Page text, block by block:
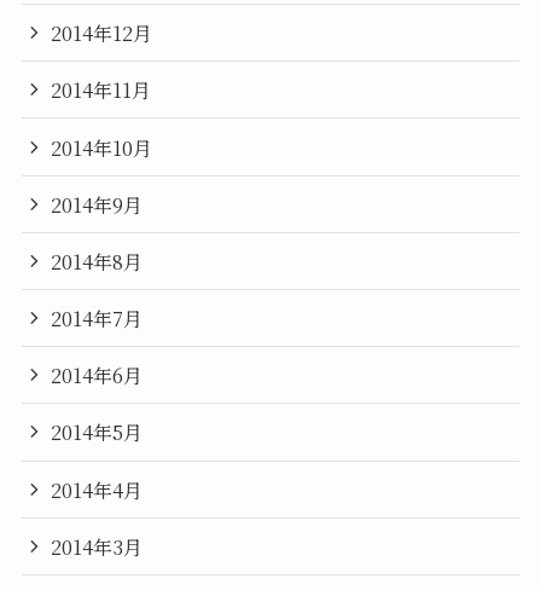
2014年12月
2014年11月
2014年10月
2014年9月
2014年8月
2014年7月
2014年6月
2014年5月
2014年4月
2014年3月